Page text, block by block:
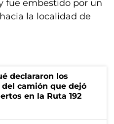
fue embestido por un
la localidad de
declararon los
del camión que dejó
en la Ruta 192